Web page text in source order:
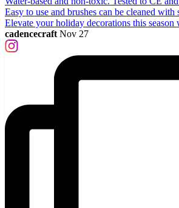
cadencecraft Nov 27